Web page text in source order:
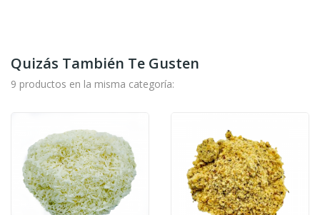
Quizás También Te Gusten
9 productos en la misma categoría: